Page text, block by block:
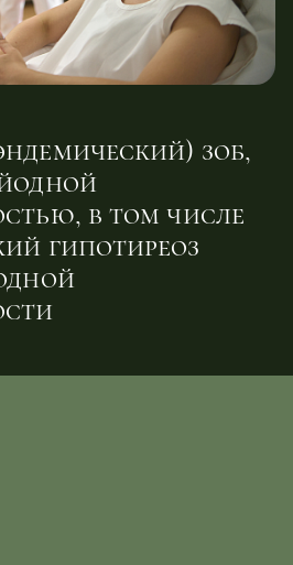
зоб,
в том числе
гипотиреоз